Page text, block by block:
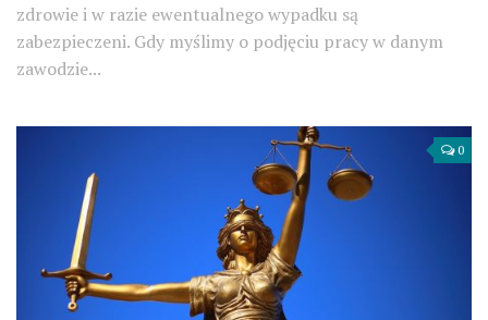
zdrowie i w razie ewentualnego wypadku są
zabezpieczeni. Gdy myślimy o podjęciu pracy w danym
zawodzie...
0